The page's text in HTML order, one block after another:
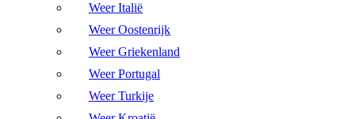
Weer Italië
Weer Oostenrijk
Weer Griekenland
Weer Portugal
Weer Turkije